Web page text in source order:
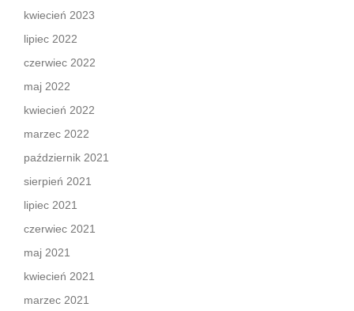
kwiecień 2023
lipiec 2022
czerwiec 2022
maj 2022
kwiecień 2022
marzec 2022
październik 2021
sierpień 2021
lipiec 2021
czerwiec 2021
maj 2021
kwiecień 2021
marzec 2021